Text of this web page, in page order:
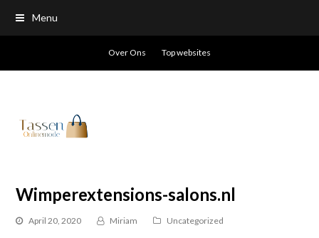
Menu
Over Ons Top websites
Wimperextensions-salons.nl
April 20, 2020 Miriam Uncategorized